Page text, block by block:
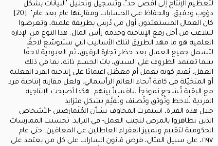
لتعظيم الإنتاج إلى أقصى حد"، وتسجيل وتحليل "البيانات بشكل
دؤوب ودقيق، والحفاظ على الحسابات ومقارنتها عام بعد عام". [20]
كان العمال المستعبَدون أول من دُرس بطريقة علمية، وتعرضوا
للتلاعب من أجل رفع الإنتاجية وخدمة رأس المال. هذا النوع من الإدارة
العلمية هو ما مهد الطريق لتلك الأساليب التي ستتوسّع لاحقًا
لتشمل جميع العمال بعد حظر تجارة الرقيق، ثم العبودية لاحقًا.
بينما تعتمد الظروف على السياق، بات الجسم ذاته، بما في ذلك
العقل، يُقيم كونه يعمل أم معطّل اعتمادًا على إنتاجية الفرد الفعلية
أو المتخيّلة في كافة أنحاء العالم الرأسمالي. ولعل مقارنة إنتاجية فرد
مع البقية تُشجع نموذجاً تنافسياً بينهم. هكذا أصبحت الإنتاجية
الفردية تُلاحظ وتُوثق وتُصنف وتُقيَّم بشكل متزايد.
خلال هذه الفترة، استمرت المخاوف بشأن المُتَمارضين -الأشخاص
الذين تظاهروا بالمرض لتجنب العمل- في التزايد. تحسنت الممارسات
الحكومية لتقييم وتمييز الفقراء العاطلين عن المعاقين. حتى عام
١٦٩٧، على سبيل المثال، فرض قانون الشارات على كل من يعتمد على